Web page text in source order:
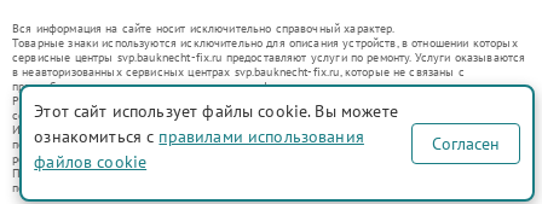
Вся информация на сайте носит исключительно справочный характер.
Товарные знаки используются исключительно для описания устройств, в отношении которых
сервисные центры svp.bauknecht-fix.ru предоставляют услуги по ремонту. Услуги оказываются
в неавторизованных сервисных центрах svp.bauknecht-fix.ru, которые не связаны с
правообладателями товарных знаков или их официальными представителями.
Ремонт осуществляется для устройств, уже введенных в гражданский оборот в соответствии
со статьей 1487 ГК РФ.
Использование товарных знаков не преследует цели индивидуализации услуг или введения
потребителей в заблуждение, а служит для информирования о предоставляемых услугах по
ремонту техники указанных брендов.
Представленная на сайте информация не является публичной офертой, определяемой
положениями Статьи 437(2) Гражданского кодекса РФ
Этот сайт использует файлы cookie. Вы можете
ознакомиться с правилами использования
файлов cookie
Согласен